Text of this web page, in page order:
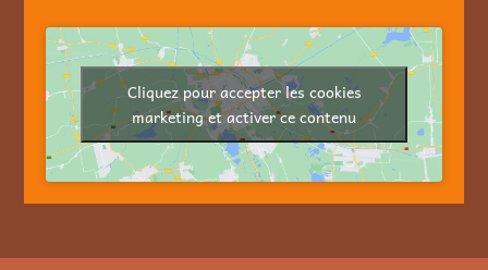
Cliquez pour accepter les cookies
marketing et activer ce contenu